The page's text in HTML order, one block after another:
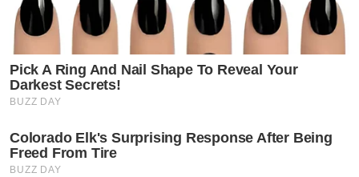
ภาคตะวันออก
มีฝนฟ้าคะนองร้อยละ 20 ของพื้นที่ เช่น ชลบุรี ระยอง
จันทบุรี และตราด ทะเลคลื่นต่ำกว่า 1 เมตร บริเวณฝนฟ้า
ภาคใต้ (ฝั่งตะวันออก)
Pick A Ring And Nail Shape To Reveal Your
Darkest Secrets!
BUZZ DAY
Colorado Elk's Surprising Response After Being
Freed From Tire
BUZZ DAY